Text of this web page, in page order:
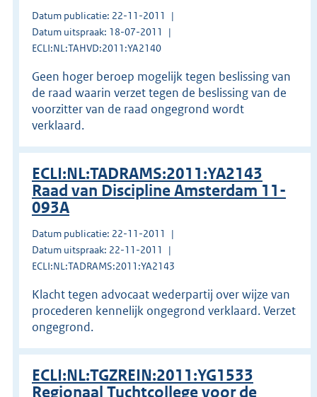
Datum publicatie: 22-11-2011
Datum uitspraak: 18-07-2011
ECLI:NL:TAHVD:2011:YA2140
Geen hoger beroep mogelijk tegen beslissing van
de raad waarin verzet tegen de beslissing van de
voorzitter van de raad ongegrond wordt
verklaard.
ECLI:NL:TADRAMS:2011:YA2143
Raad van Discipline Amsterdam 11-
093A
Datum publicatie: 22-11-2011
Datum uitspraak: 22-11-2011
ECLI:NL:TADRAMS:2011:YA2143
Klacht tegen advocaat wederpartij over wijze van
procederen kennelijk ongegrond verklaard. Verzet
ongegrond.
ECLI:NL:TGZREIN:2011:YG1533
Regionaal Tuchtcollege voor de